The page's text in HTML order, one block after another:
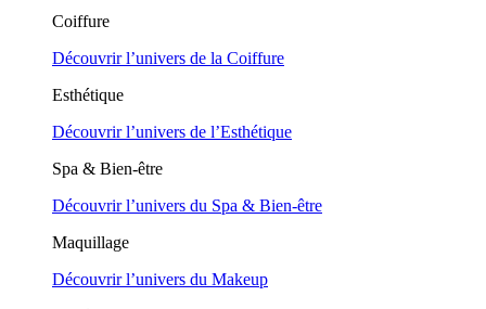
Coiffure
Découvrir l’univers de la Coiffure
Esthétique
Découvrir l’univers de l’Esthétique
Spa & Bien-être
Découvrir l’univers du Spa & Bien-être
Maquillage
Découvrir l’univers du Makeup